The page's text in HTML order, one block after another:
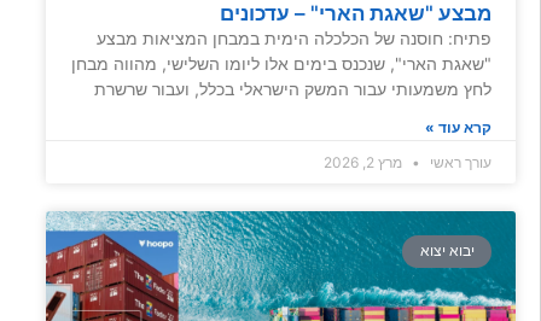
מבצע "שאגת הארי" – עדכונים
פתיח: חוסנה של הכלכלה הימית במבחן המציאות מבצע
"שאגת הארי", שנכנס בימים אלו ליומו השלישי, מהווה מבחן
לחץ משמעותי עבור המשק הישראלי בכלל, ועבור שרשרת
קרא עוד »
עורך ראשי
מרץ 2, 2026
יבוא יצוא